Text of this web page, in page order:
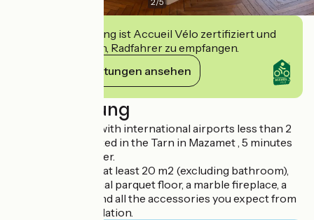
Diese Einrichtung ist Accueil Vélo zertifiziert und
verpflichtet sich, Radfahrer zu empfangen.
Ihre Verpflichtungen ansehen
Beschreibung
Easily accessible with international airports less than 2
hours by car, located in the Tarn in Mazamet , 5 minutes
from the city center.
All our rooms are at least 20 m2 (excluding bathroom),
each has its original parquet floor, a marble fireplace, a
queen-size bed, and all the accessories you expect from
quality accommodation.